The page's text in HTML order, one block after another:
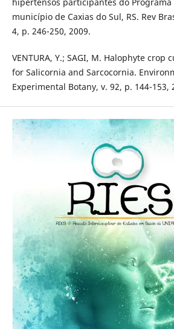
município de Caxias do Sul, RS. Rev
4, p. 246-250, 2009.
VENTURA, Y.; SAGI, M. Halophyte crop
for Salicornia and Sarcocornia.
Experimental Botany, v. 92, p. 144-153,